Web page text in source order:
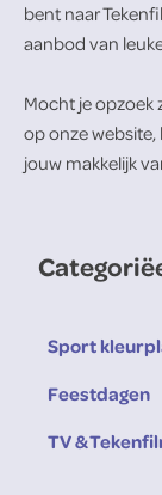
bent naar
aanbod van
Mocht je opzoek
op onze
jouw makkelijk
Sport
Feestdagen
TV &